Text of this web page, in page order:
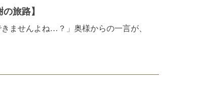
旅路】
ませんよね…？」奥様からの一言が、